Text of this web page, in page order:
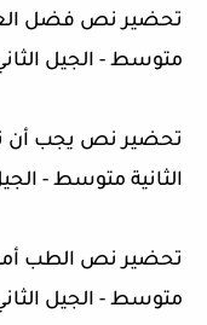
تحضير نص فضل
متوسط - الجيل
تحضير نص يجب أن
الثانية متوسط -
تحضير نص الطب
متوسط - الجيل